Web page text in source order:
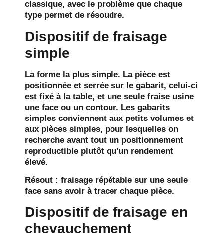
classique, avec le problème que chaque
type permet de résoudre.
Dispositif de fraisage
simple
La forme la plus simple. La pièce est
positionnée et serrée sur le gabarit, celui-ci
est fixé à la table, et une seule fraise usine
une face ou un contour. Les gabarits
simples conviennent aux petits volumes et
aux pièces simples, pour lesquelles on
recherche avant tout un positionnement
reproductible plutôt qu'un rendement
élevé.
Résout : fraisage répétable sur une seule
face sans avoir à tracer chaque pièce.
Dispositif de fraisage en
chevauchement